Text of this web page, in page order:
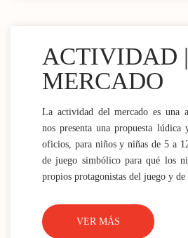
ACTIVIDAD
MERCADO
La actividad del mercado es una
nos presenta una propuesta lúdica
oficios, para niños y niñas de 5 a
de juego simbólico para qué los
propios protagonistas del juego y de
VER MÁS